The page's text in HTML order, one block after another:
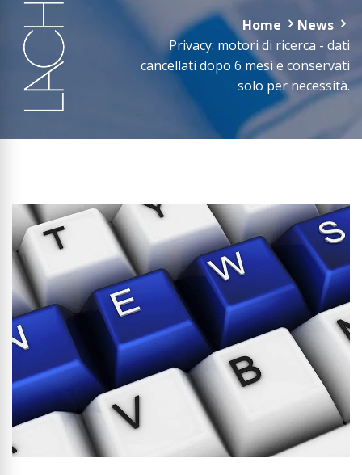
Home
News
Privacy: motori di ricerca - dati
cancellati dopo 6 mesi e conservati
solo per necessità.